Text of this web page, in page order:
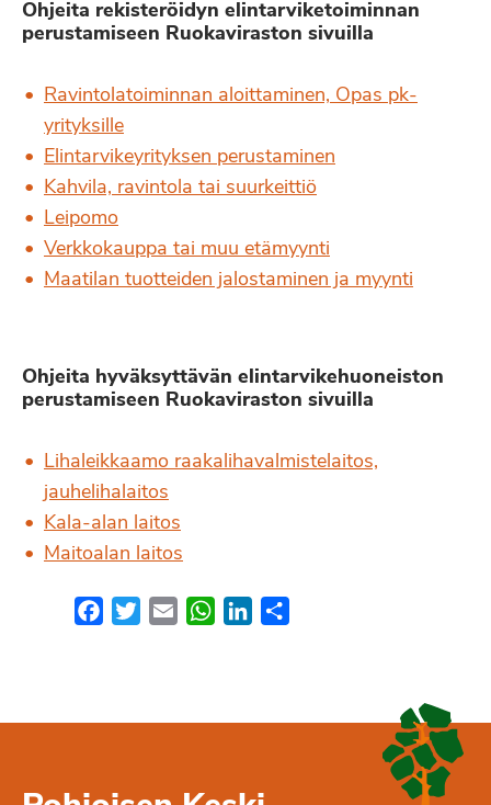
Ohjeita rekisteröidyn elintarviketoiminnan
perustamiseen Ruokaviraston sivuilla
Ravintolatoiminnan aloittaminen, Opas pk-
yrityksille
Elintarvikeyrityksen perustaminen
Kahvila, ravintola tai suurkeittiö
Leipomo
Verkkokauppa tai muu etämyynti
Maatilan tuotteiden jalostaminen ja myynti
Ohjeita hyväksyttävän elintarvikehuoneiston
perustamiseen Ruokaviraston sivuilla
Lihaleikkaamo raakalihavalmistelaitos,
jauhelihalaitos
Kala-alan laitos
Maitoalan laitos
FacebookTwitterEmail WhatsApp
LinkedIn